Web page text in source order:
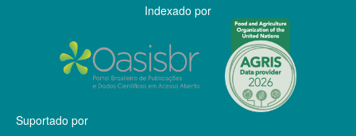
Indexado por
Suportado por